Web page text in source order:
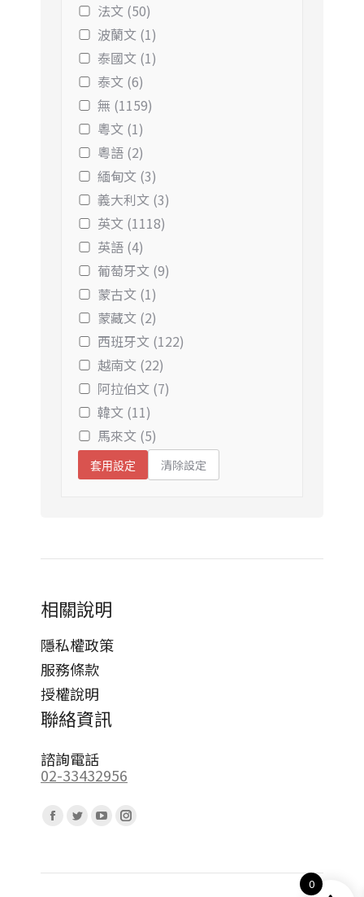
法文 (50)
波蘭文 (1)
泰國文 (1)
泰文 (6)
無 (1159)
粵文 (1)
粵語 (2)
緬甸文 (3)
義大利文 (3)
英文 (1118)
英語 (4)
葡萄牙文 (9)
蒙古文 (1)
蒙藏文 (2)
西班牙文 (122)
越南文 (22)
阿拉伯文 (7)
韓文 (11)
馬來文 (5)
套用設定 清除設定
相關說明
隱私權政策
服務條款
授權說明
聯絡資訊
諮詢電話
02-33432956
Facebook
opens
Twitter
opens
YouTube
opens
Instagram
opens
0